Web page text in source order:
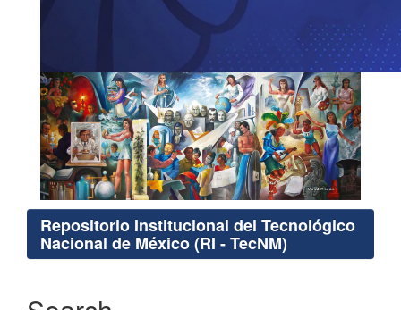
Repositorio Institucional del Tecnológico
Nacional de México (RI - TecNM)